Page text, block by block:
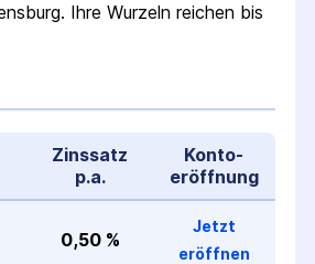
Ihre Wurzeln reichen bis
Zinssatz
p.a.
Konto­
eröffnung
0,50 %
Jetzt
eröffnen